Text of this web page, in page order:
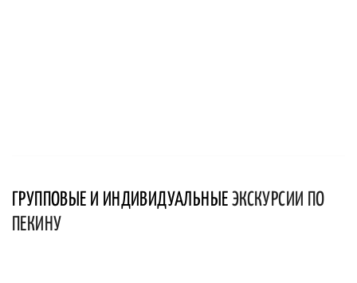
ГРУППОВЫЕ И ИНДИВИДУАЛЬНЫЕ ЭКСКУРСИИ ПО
ПЕКИНУ